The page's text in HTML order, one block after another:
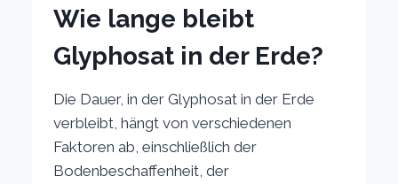
Wie lange bleibt
Glyphosat in der Erde?
Die Dauer, in der Glyphosat in der Erde
verbleibt, hängt von verschiedenen
Faktoren ab, einschließlich der
Bodenbeschaffenheit, der